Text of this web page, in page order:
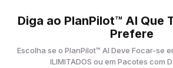
Diga ao PlanPilot™ AI Que
Prefere
Escolha se o PlanPilot™ AI Deve Focar-se
ILIMITADOS ou em Pacotes com